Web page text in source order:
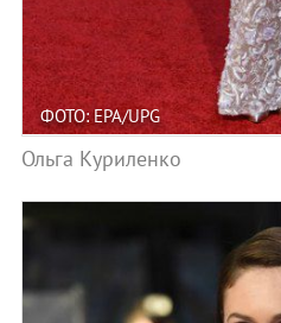
ФОТО: EPA/UPG
Ольга Куриленко